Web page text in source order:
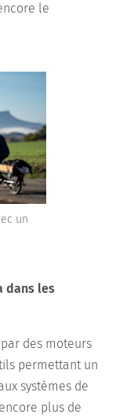
le
un
dans les
des moteurs
permettant un
systèmes de
plus de